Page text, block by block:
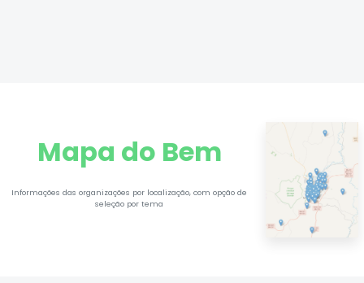
Mapa do Bem
Informações das organizações por localização, com opção de
seleção por tema